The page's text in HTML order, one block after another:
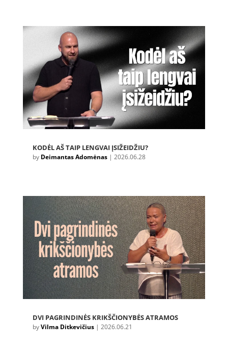
KODĖL AŠ TAIP LENGVAI ĮSIŽEIDŽIU?
by Deimantas Adomėnas| 2026.06.28
DVI PAGRINDINĖS KRIKŠČIONYBĖS ATRAMOS
byVilma Ditkevičius| 2026.06.21